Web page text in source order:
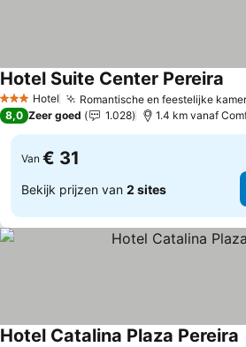
3 SterrenHotel Romantische en feestelijke
Hotel Suite Center Pereira
8,0 Zeer goed 1.028 1.4 km vanaf
Van € 31
Bekijk prijzen van 2 sites
Hotel Catalina Plaza Pereira